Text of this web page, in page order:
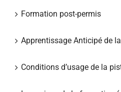
Formation post-permis
Apprentissage Anticipé de
Conditions d’usage de la